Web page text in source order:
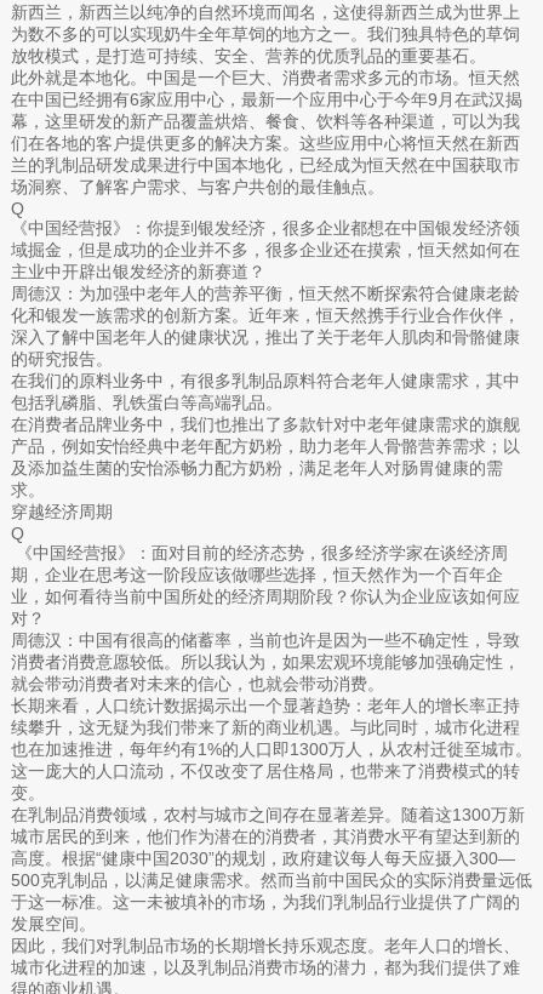
新西兰，新西兰以纯净的自然环境而闻名，这使得新西兰成为世界上
为数不多的可以实现奶牛全年草饲的地方之一。我们独具特色的草饲
放牧模式，是打造可持续、安全、营养的优质乳品的重要基石。
此外就是本地化。中国是一个巨大、消费者需求多元的市场。恒天然
在中国已经拥有6家应用中心，最新一个应用中心于今年9月在武汉揭
幕，这里研发的新产品覆盖烘焙、餐食、饮料等各种渠道，可以为我
们在各地的客户提供更多的解决方案。这些应用中心将恒天然在新西
兰的乳制品研发成果进行中国本地化，已经成为恒天然在中国获取市
场洞察、了解客户需求、与客户共创的最佳触点。
Q
《中国经营报》：你提到银发经济，很多企业都想在中国银发经济领
域掘金，但是成功的企业并不多，很多企业还在摸索，恒天然如何在
主业中开辟出银发经济的新赛道？
周德汉：为加强中老年人的营养平衡，恒天然不断探索符合健康老龄
化和银发一族需求的创新方案。近年来，恒天然携手行业合作伙伴，
深入了解中国老年人的健康状况，推出了关于老年人肌肉和骨骼健康
的研究报告。
在我们的原料业务中，有很多乳制品原料符合老年人健康需求，其中
包括乳磷脂、乳铁蛋白等高端乳品。
在消费者品牌业务中，我们也推出了多款针对中老年健康需求的旗舰
产品，例如安怡经典中老年配方奶粉，助力老年人骨骼营养需求；以
及添加益生菌的安怡添畅力配方奶粉，满足老年人对肠胃健康的需
求。
穿越经济周期
Q
《中国经营报》：面对目前的经济态势，很多经济学家在谈经济周
期，企业在思考这一阶段应该做哪些选择，恒天然作为一个百年企
业，如何看待当前中国所处的经济周期阶段？你认为企业应该如何应
对？
周德汉：中国有很高的储蓄率，当前也许是因为一些不确定性，导致
消费者消费意愿较低。所以我认为，如果宏观环境能够加强确定性，
就会带动消费者对未来的信心，也就会带动消费。
长期来看，人口统计数据揭示出一个显著趋势：老年人的增长率正持
续攀升，这无疑为我们带来了新的商业机遇。与此同时，城市化进程
也在加速推进，每年约有1%的人口即1300万人，从农村迁徙至城市。
这一庞大的人口流动，不仅改变了居住格局，也带来了消费模式的转
变。
在乳制品消费领域，农村与城市之间存在显著差异。随着这1300万新
城市居民的到来，他们作为潜在的消费者，其消费水平有望达到新的
高度。根据“健康中国2030”的规划，政府建议每人每天应摄入300—
500克乳制品，以满足健康需求。然而当前中国民众的实际消费量远低
于这一标准。这一未被填补的市场，为我们乳制品行业提供了广阔的
发展空间。
因此，我们对乳制品市场的长期增长持乐观态度。老年人口的增长、
城市化进程的加速，以及乳制品消费市场的潜力，都为我们提供了难
得的商业机遇。